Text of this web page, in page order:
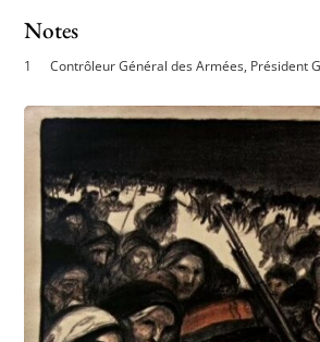
Notes
Contrôleur Général des Armées, Président